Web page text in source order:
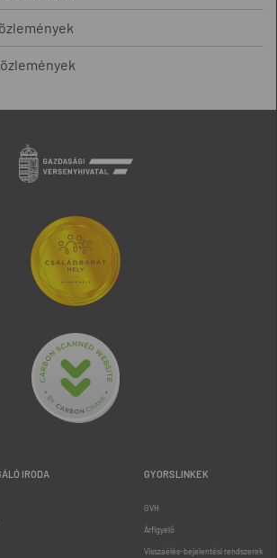
IRODA GYORSLINKEK
GVH
Árfigyelő
Visszaélés-bejelentési rendszerek